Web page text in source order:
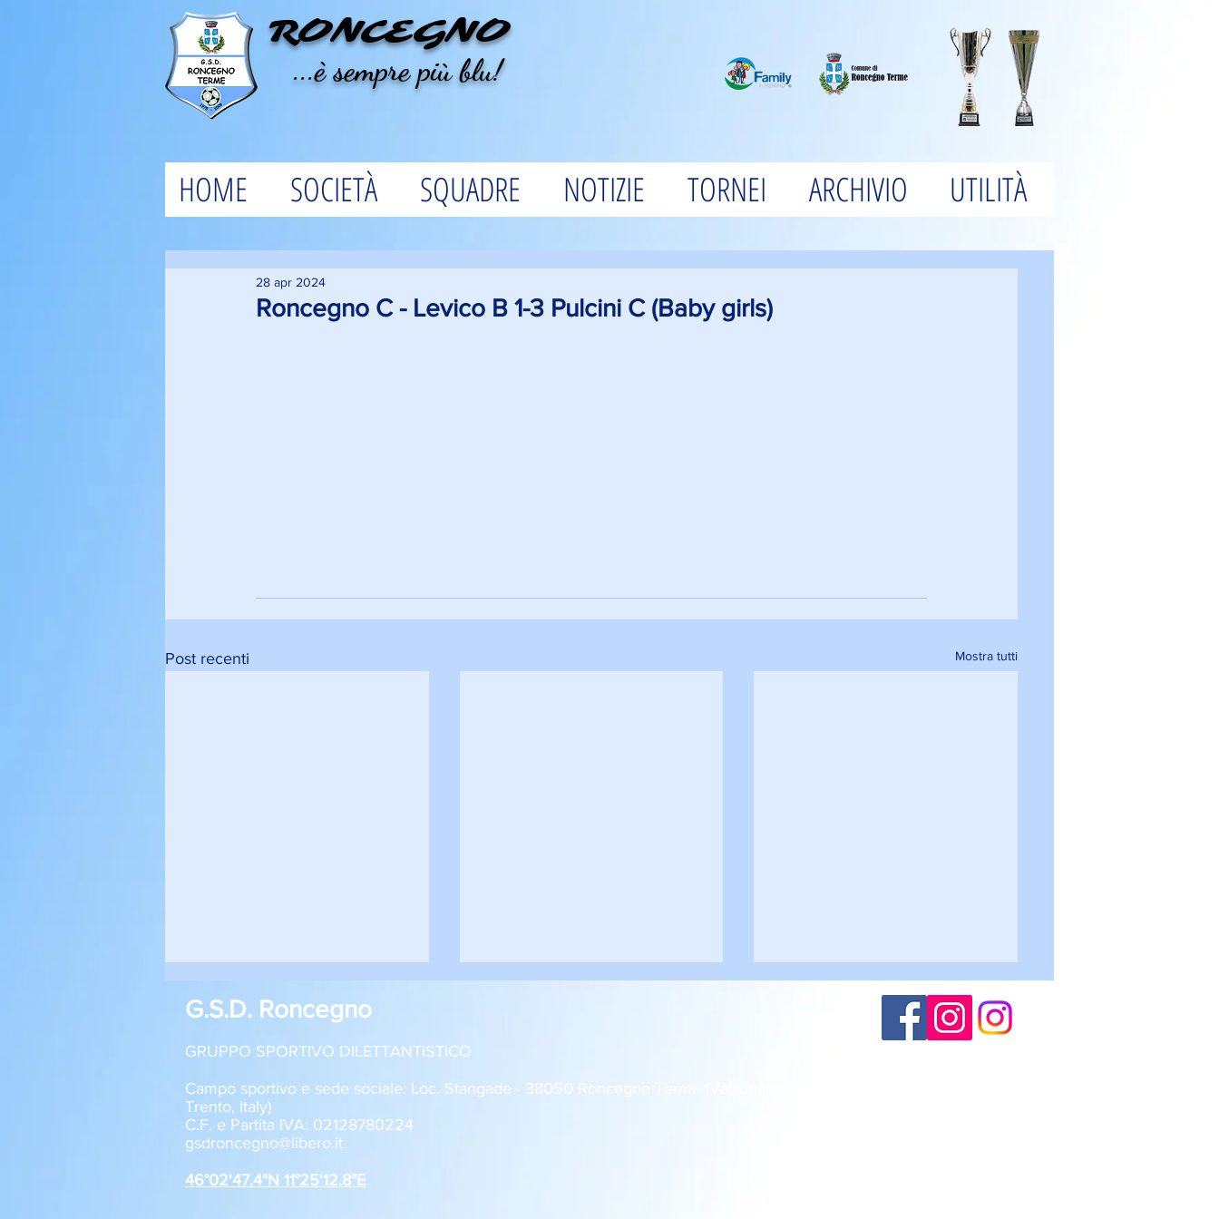
RONCEGNO
...è sempre più blu!
HOME SOCIETÀ SQUADRE NOTIZIE TORNEI ARCHIVIO UTILITÀ
Roncegno C - Levico B 1-3 Pulcini C (Baby girls)
28 apr 2024
Post recenti Mostra tutti
Roncegno - Aquila Trento 1-2
Allievi U17
G.S.D. Roncegno
GRUPPO SPORTIVO DILETTANTISTICO
Campo sportivo e sede sociale: Loc. Stangade - 38050 Roncegno Terme (Valsugana,
Trento, Italy)
C.F. e Partita IVA: 02128780224
gsdroncegno@libero.it
46°02'47.4"N 11°25'12.8"E